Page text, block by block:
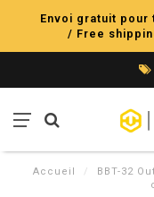
Envoi gratuit pour
/ Free
Accueil /
BBT-32